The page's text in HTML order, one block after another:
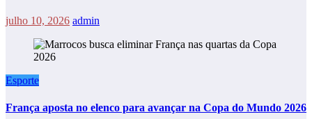
julho 10, 2026 admin
Esporte
França aposta no elenco para avançar na Copa do Mundo 2026